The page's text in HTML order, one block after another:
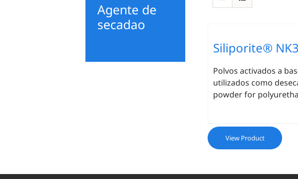
Agente de
secadao
Siliporite®
Polvos activados a
utilizados como
powder for
View Product